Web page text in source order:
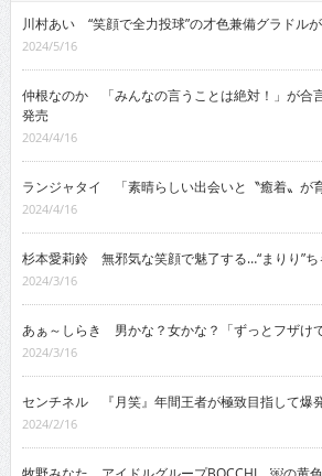
仲根なのか 「みんなの言うことは絶対！」が合
ランジャタイ 「素晴らしい出会いと〝癒着〟が
杉本愛莉鈴 無邪気な笑顔で魅了する…“まりり”ち
あぁ～しらき 男かな？女かな？「ずっとフザけて
センチネル 『月笑』年間王者が極致目指して爆発
牧野みなた アイドルグループBOCCHI。￼の黄色